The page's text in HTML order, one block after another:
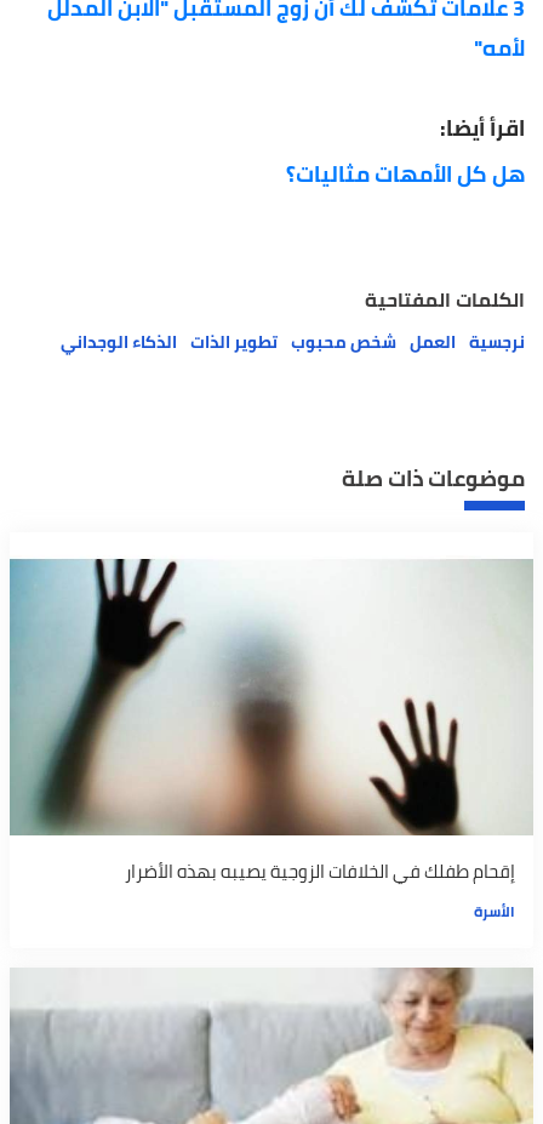
لأمه"
اقرأ أيضا:
هل كل الأمهات مثاليات؟
الكلمات المفتاحية
نرجسية العمل شخص محبوب تطوير الذات الذكاء الوجداني
موضوعات ذات صلة
إقحام طفلك في الخلافات الزوجية يصيبه بهذه الأضرار
الأسرة